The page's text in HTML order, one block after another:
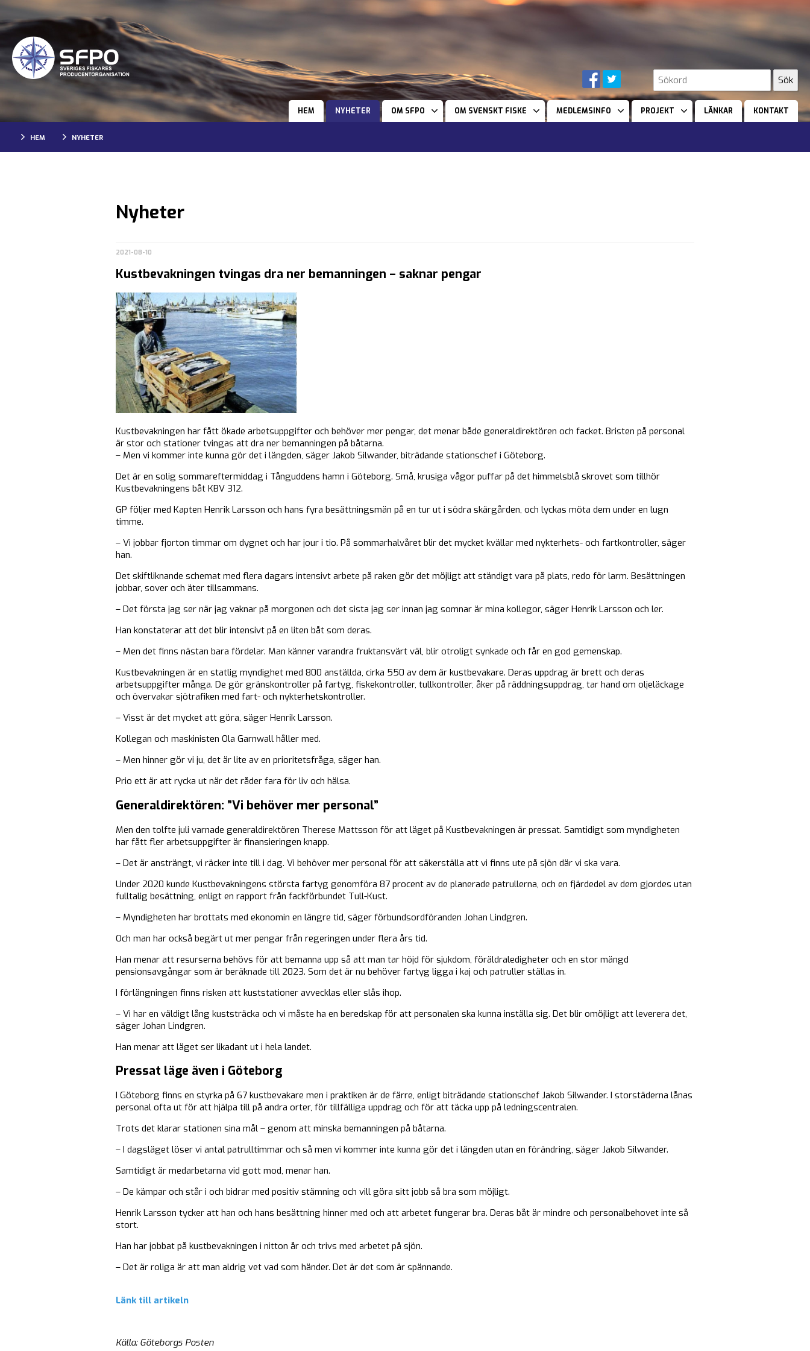
HEM NYHETER OM SFPO OM SVENSKT FISKE MEDLEMSINFO PROJEKT LÄNKAR KONTAKT
HEM NYHETER
Nyheter
2021-08-10
Kustbevakningen tvingas dra ner bemanningen – saknar pengar
Kustbevakningen har fått ökade arbetsuppgifter och behöver mer pengar, det menar både generaldirektören och facket. Bristen på personal
är stor och stationer tvingas att dra ner bemanningen på båtarna.
– Men vi kommer inte kunna gör det i längden, säger Jakob Silwander, biträdande stationschef i Göteborg.
Det är en solig sommareftermiddag i Tånguddens hamn i Göteborg. Små, krusiga vågor puffar på det himmelsblå skrovet som tillhör
Kustbevakningens båt KBV 312.
GP följer med Kapten Henrik Larsson och hans fyra besättningsmän på en tur ut i södra skärgården, och lyckas möta dem under en lugn
timme.
– Vi jobbar fjorton timmar om dygnet och har jour i tio. På sommarhalvåret blir det mycket kvällar med nykterhets- och fartkontroller, säger
han.
Det skiftliknande schemat med flera dagars intensivt arbete på raken gör det möjligt att ständigt vara på plats, redo för larm. Besättningen
jobbar, sover och äter tillsammans.
– Det första jag ser när jag vaknar på morgonen och det sista jag ser innan jag somnar är mina kollegor, säger Henrik Larsson och ler.
Han konstaterar att det blir intensivt på en liten båt som deras.
– Men det finns nästan bara fördelar. Man känner varandra fruktansvärt väl, blir otroligt synkade och får en god gemenskap.
Kustbevakningen är en statlig myndighet med 800 anställda, cirka 550 av dem är kustbevakare. Deras uppdrag är brett och deras
arbetsuppgifter många. De gör gränskontroller på fartyg, fiskekontroller, tullkontroller, åker på räddningsuppdrag, tar hand om oljeläckage
och övervakar sjötrafiken med fart- och nykterhetskontroller.
– Visst är det mycket att göra, säger Henrik Larsson.
Kollegan och maskinisten Ola Garnwall håller med.
– Men hinner gör vi ju, det är lite av en prioritetsfråga, säger han.
Prio ett är att rycka ut när det råder fara för liv och hälsa.
Generaldirektören: ”Vi behöver mer personal”
Men den tolfte juli varnade generaldirektören Therese Mattsson för att läget på Kustbevakningen är pressat. Samtidigt som myndigheten
har fått fler arbetsuppgifter är finansieringen knapp.
– Det är ansträngt, vi räcker inte till i dag. Vi behöver mer personal för att säkerställa att vi finns ute på sjön där vi ska vara.
Under 2020 kunde Kustbevakningens största fartyg genomföra 87 procent av de planerade patrullerna, och en fjärdedel av dem gjordes utan
fulltalig besättning, enligt en rapport från fackförbundet Tull-Kust.
– Myndigheten har brottats med ekonomin en längre tid, säger förbundsordföranden Johan Lindgren.
Och man har också begärt ut mer pengar från regeringen under flera års tid.
Han menar att resurserna behövs för att bemanna upp så att man tar höjd för sjukdom, föräldraledigheter och en stor mängd
pensionsavgångar som är beräknade till 2023. Som det är nu behöver fartyg ligga i kaj och patruller ställas in.
I förlängningen finns risken att kuststationer avvecklas eller slås ihop.
– Vi har en väldigt lång kuststräcka och vi måste ha en beredskap för att personalen ska kunna inställa sig. Det blir omöjligt att leverera det,
säger Johan Lindgren.
Han menar att läget ser likadant ut i hela landet.
Pressat läge även i Göteborg
I Göteborg finns en styrka på 67 kustbevakare men i praktiken är de färre, enligt biträdande stationschef Jakob Silwander. I storstäderna lånas
personal ofta ut för att hjälpa till på andra orter, för tillfälliga uppdrag och för att täcka upp på ledningscentralen.
Trots det klarar stationen sina mål – genom att minska bemanningen på båtarna.
– I dagsläget löser vi antal patrulltimmar och så men vi kommer inte kunna gör det i längden utan en förändring, säger Jakob Silwander.
Samtidigt är medarbetarna vid gott mod, menar han.
– De kämpar och står i och bidrar med positiv stämning och vill göra sitt jobb så bra som möjligt.
Henrik Larsson tycker att han och hans besättning hinner med och att arbetet fungerar bra. Deras båt är mindre och personalbehovet inte så
stort.
Han har jobbat på kustbevakningen i nitton år och trivs med arbetet på sjön.
– Det är roliga är att man aldrig vet vad som händer. Det är det som är spännande.
Länk till artikeln
Källa: Göteborgs Posten